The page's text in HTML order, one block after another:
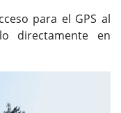
para el GPS al
directamente en